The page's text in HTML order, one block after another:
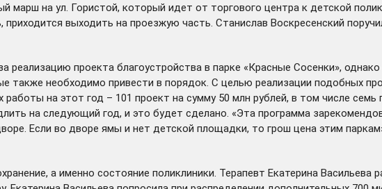
марш на ул. Гористой, который идет от торгового центра к детской
выходить на проезжую часть. Станислав Воскресенский
реализацию проекта благоустройства в парке «Красные Сосенки»,
необходимо привести в порядок. С целью реализации подобных
на этот год – 101 проект на сумму 50 млн рублей, в том числе семь
на следующий год, и это будет сделано. «Эта программа
Если во дворе ямы и нет детской площадки, то грош цена этим
а именно состояние поликлиники. Терапевт Екатерина Васильева